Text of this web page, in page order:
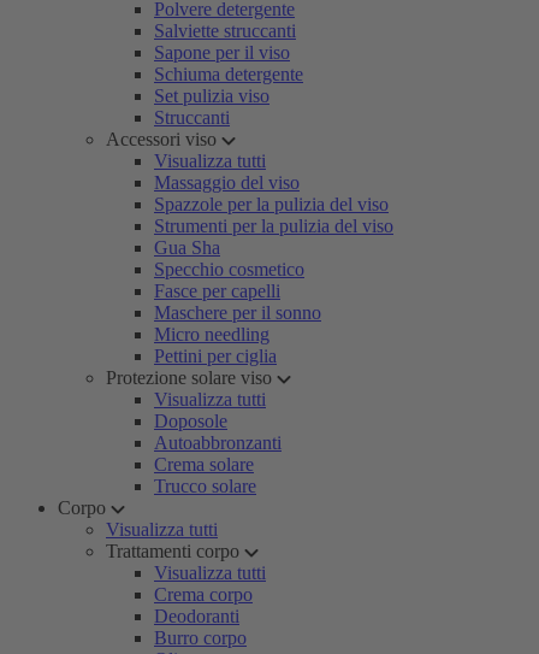
Polvere detergente
Salviette struccanti
Sapone per il viso
Schiuma detergente
Set pulizia viso
Struccanti
Accessori viso
Visualizza tutti
Massaggio del viso
Spazzole per la pulizia del viso
Strumenti per la pulizia del viso
Gua Sha
Specchio cosmetico
Fasce per capelli
Maschere per il sonno
Micro needling
Pettini per ciglia
Protezione solare viso
Visualizza tutti
Doposole
Autoabbronzanti
Crema solare
Trucco solare
Corpo
Visualizza tutti
Trattamenti corpo
Visualizza tutti
Crema corpo
Deodoranti
Burro corpo